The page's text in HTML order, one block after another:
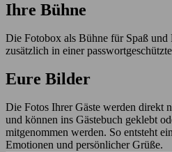
Ihre Bühne
Die Fotobox als Bühne für Spaß
zusätzlich in einer
Eure Bilder
Die Fotos Ihrer Gäste werden direkt
und können ins Gästebuch geklebt
mitgenommen werden. So entsteht
Emotionen und persönlicher Grüße.